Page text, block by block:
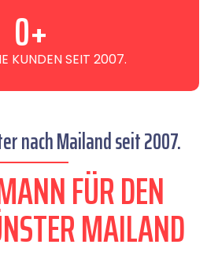
KUNDEN SEIT 2007.
0+
nach Mailand seit 2007.
FÜR DEN
MAILAND